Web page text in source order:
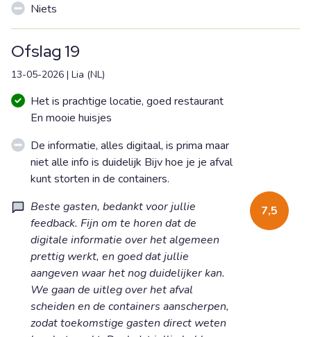
Niets
Ofslag 19
13-05-2026 | Lia (NL)
7,5
Het is prachtige locatie, goed restaurant
En mooie huisjes
De informatie, alles digitaal, is prima maar
niet alle info is duidelijk Bijv hoe je je afval
kunt storten in de containers.
Beste gasten, bedankt voor jullie
feedback. Fijn om te horen dat de
digitale informatie over het algemeen
prettig werkt, en goed dat jullie
aangeven waar het nog duidelijker kan.
We gaan de uitleg over het afval
scheiden en de containers aanscherpen,
zodat toekomstige gasten direct weten